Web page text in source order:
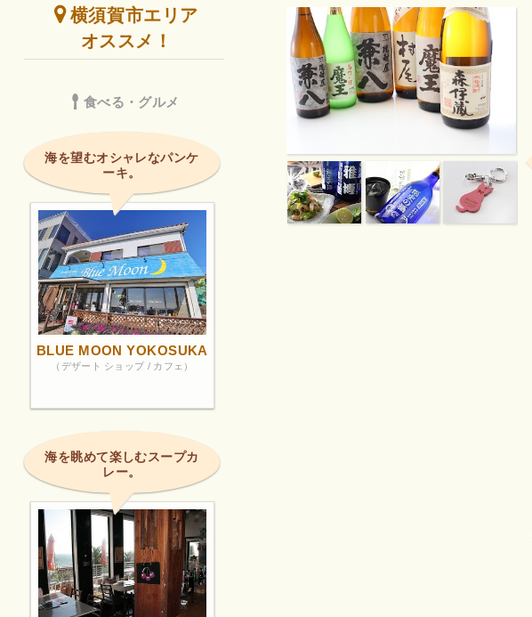
横須賀市エリア
オススメ！
食べる・グルメ
海を望むオシャレなパンケ
ーキ。
BLUE MOON YOKOSUKA
（デザート ショップ / カフェ）
海を眺めて楽しむスープカ
レー。